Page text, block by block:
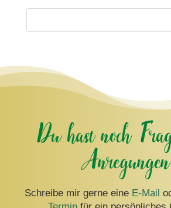
Du hast noch
Schreibe mir gerne eine E-Mail